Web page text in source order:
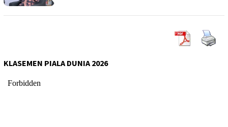
KLASEMEN PIALA DUNIA 2026